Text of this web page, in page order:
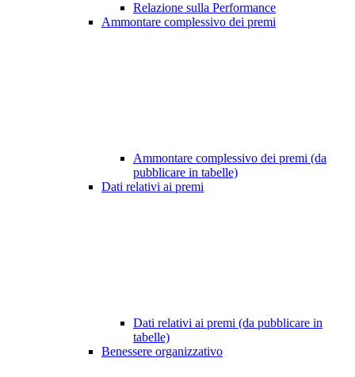
Relazione sulla Performance
Ammontare complessivo dei premi
Ammontare complessivo dei premi (da
pubblicare in tabelle)
Dati relativi ai premi
Dati relativi ai premi (da pubblicare in
tabelle)
Benessere organizzativo